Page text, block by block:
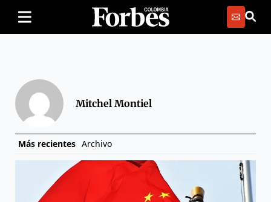
Mitchel Montiel
Más recientes Archivo